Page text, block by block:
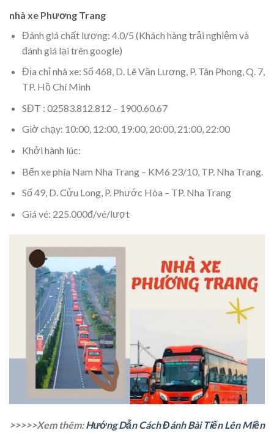
nhà xe Phương Trang
Đánh giá chất lượng: 4.0/5 (Khách hàng trải nghiệm và
đánh giá lại trên google)
Địa chỉ nhà xe: Số 468, D. Lê Văn Lương, P. Tân Phong, Q. 7,
TP. Hồ Chí Minh
SĐT : 02583.812.812 – 1900.60.67
Giờ chạy: 10:00, 12:00, 19:00, 20:00, 21:00, 22:00
Khởi hành lúc:
Bến xe phía Nam Nha Trang – KM6 23/10, TP. Nha Trang.
Số 49, D. Cửu Long, P. Phước Hòa – TP. Nha Trang
Giá vé: 225.000đ/vé/lượt
>>>>>Xem thêm:Hướng Dẫn Cách Đánh Bài Tiến Lên Miền